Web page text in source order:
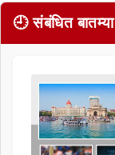
🕘 संबंधित बातम्या